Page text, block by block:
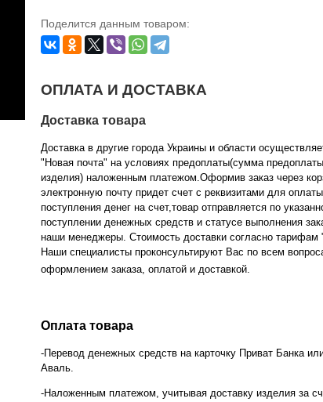
Поделится данным товаром:
ОПЛАТА И ДОСТАВКА
Доставка товара
Доставка в другие города Украины и области
"Новая почта" на условиях предоплаты(сумма
изделия) наложенным платежом.Оформив заказ через
электронную почту придет счет с реквизитами для
поступления денег на счет,товар отправляется по
поступлении денежных средств и статусе выполнения
наши менеджеры. Стоимость доставки согласно тарифам
Наши специалисты проконсультируют Вас по всем
оформлением заказа, оплатой и доставкой.
Оплата товара
-Перевод денежных средств на карточку Приват Банка
Аваль.
-Наложенным платежом, учитывая доставку изделия за